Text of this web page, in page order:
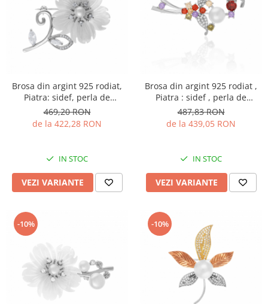
Brosa din argint 925 rodiat,
Piatra: sidef, perla de
laborator, zirconia fatetata si
cubic zirconia, Culoare : alb si
transparent, Sonis Silver
469,20 RON
de la 422,28 RON
IN STOC
VEZI VARIANTE
Brosa din argint 925 rodiat ,
Piatra : sidef , perla de
laborator , zirconia fatetata si
cubic zirconia , Culoare:
multicolor
487,83 RON
de la 439,05 RON
IN STOC
VEZI VARIANTE
-10% -10%